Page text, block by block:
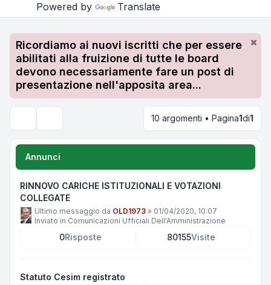
Powered by Translate
Ricordiamo ai nuovi iscritti che per essere
abilitati alla fruizione di tutte le board
devono necessariamente fare un post di
presentazione nell'apposita area...
10 argomenti • Pagina1di1
Annunci
RINNOVO CARICHE ISTITUZIONALI E VOTAZIONI
COLLEGATE
Ultimo messaggio da OLD1973 » 01/04/2020, 10:07
Inviato in Comunicazioni Ufficiali Dell'Amministrazione
0Risposte 80155Visite
Statuto Cesim registrato